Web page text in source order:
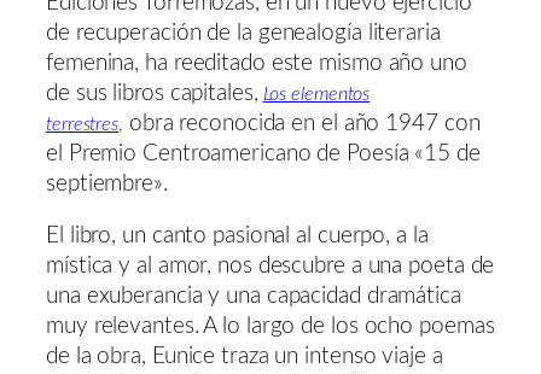
de recuperación de la genealogía literaria
femenina, ha reeditado este mismo año uno
de sus libros capitales, Los elementos
terrestres, obra reconocida en el año 1947 con
el Premio Centroamericano de Poesía «15 de
septiembre».
El libro, un canto pasional al cuerpo, a la
mística y al amor, nos descubre a una poeta de
una exuberancia y una capacidad dramática
muy relevantes. A lo largo de los ocho poemas
de la obra, Eunice traza un intenso viaje a